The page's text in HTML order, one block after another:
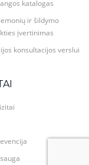
katalogas
ir šildymo
įvertinimas
konsultacijos verslui